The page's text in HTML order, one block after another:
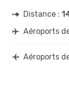
Distance :
Aéroports
Aéroports